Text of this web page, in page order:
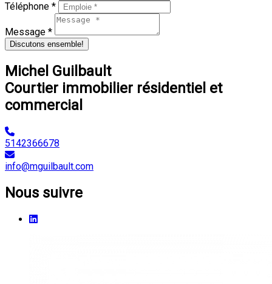
Téléphone *
Message *
Discutons ensemble!
Michel Guilbault
Courtier immobilier résidentiel et
commercial
5142366678
info@mguilbault.com
Nous suivre